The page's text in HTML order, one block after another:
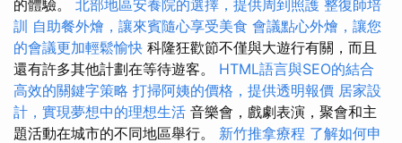
的體驗。 北部地區安養院的選擇，提供周到照護 整復師培
訓 自助餐外燴，讓來賓隨心享受美食 會議點心外燴，讓您
的會議更加輕鬆愉快 科隆狂歡節不僅與大遊行有關，而且
還有許多其他計劃在等待遊客。 HTML語言與SEO的結合
高效的關鍵字策略 打掃阿姨的價格，提供透明報價 居家設
計，實現夢想中的理想生活 音樂會，戲劇表演，聚會和主
題活動在城市的不同地區舉行。 新竹推拿療程 了解如何申